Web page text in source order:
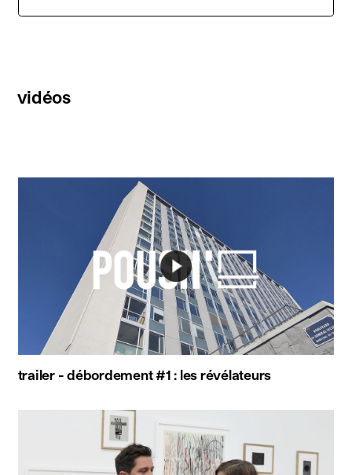
vidéos
trailer - débordement #1 : les révélateurs